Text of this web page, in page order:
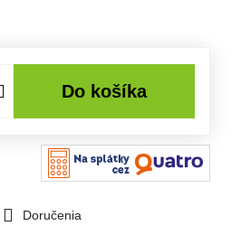
Do košíka
Doručenia